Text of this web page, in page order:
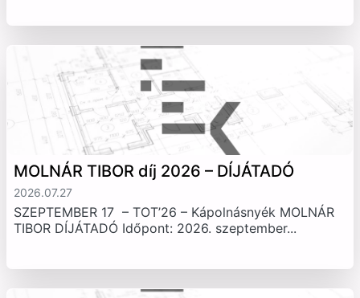
MOLNÁR TIBOR díj 2026 – DÍJÁTADÓ
2026.07.27
SZEPTEMBER 17 – TOT’26 – Kápolnásnyék MOLNÁR
TIBOR DÍJÁTADÓ Időpont: 2026. szeptember...